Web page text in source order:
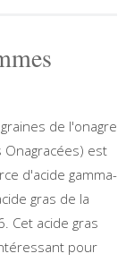
de l'onagre
est
d'acide gamma-
gras de la
Cet acide gras
pour